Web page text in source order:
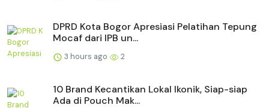
DPRD Kota Bogor Apresiasi Pelatihan Tepung
Mocaf dari IPB un...
3 hours ago 2
10 Brand Kecantikan Lokal Ikonik, Siap-siap
Ada di Pouch Mak...